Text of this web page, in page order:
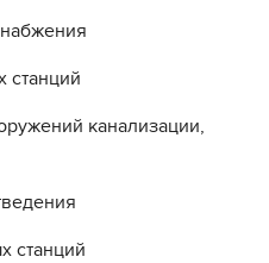
станций
канализации,
станций